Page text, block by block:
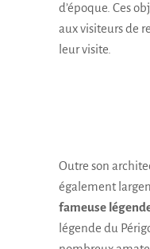
d’époque. Ces
aux visiteurs de
leur visite.
Outre son
également
fameuse
légende du